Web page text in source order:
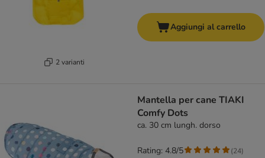
2 varianti
Aggiungi al carrello
Mantella per cane TIAKI
Comfy Dots
ca. 30 cm lungh. dorso
Rating: 4.8/5 (24)